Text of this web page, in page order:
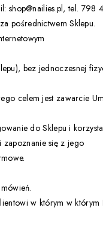
shop@nailies.pl, tel. 798
pośrednictwem Sklepu.
bez jednoczesnej
celem jest zawarcie
do Sklepu i
zapoznanie się z jego
w którym w którym